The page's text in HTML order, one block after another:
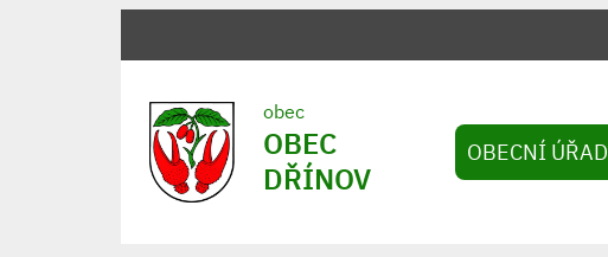
obec
OBEC
DŘÍNOV
OBECNÍ ÚŘAD